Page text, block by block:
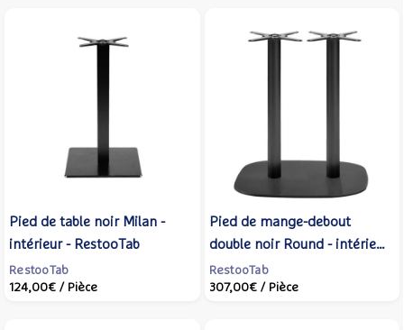
Pied de table noir Milan -
intérieur - RestooTab
RestooTab
124,00€ / Pièce
Pied de mange-debout
double noir Round - intérieur
- RestooTab
RestooTab
307,00€ / Pièce